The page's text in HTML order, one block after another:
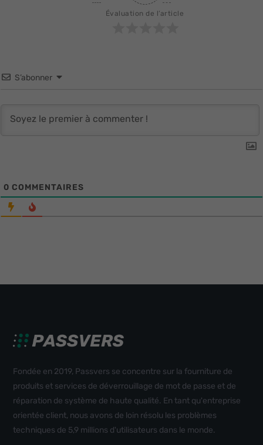
Évaluation de l’article
S’abonner
0 COMMENTAIRES
Fondée en 2019, Passvers se concentre sur la fourniture de
produits et services de déverrouillage de mot de passe et de
réparation de système de haute qualité. En tant qu'entreprise
orientée client, nous avons de loin résolu les problèmes
techniques de 5,9 millions d'utilisateurs dans le monde.